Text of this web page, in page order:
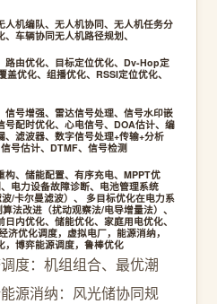
机编队、无人机协同、无人机任务分
车辆协同无人机路径规划、
路由优化、目标定位优化、Dv-Hop定
优化、组播优化、RSSI定位优化、
号增强、雷达信号处理、信号水印嵌
配时优化、心电信号、DOA估计、编
滤波器、数字信号处理+传输+分析
号估计、DTMF、信号检测
、储能配置、有序充电、MPPT优
电力设备故障诊断、电池管理系统
波/卡尔曼滤波）、 多目标优化在电力系
法改进（扰动观察法/电导增量法）、
内优化、储能优化、家庭用电优化、
优化调度，虚拟电厂，能源消纳，
，博弈能源调度，鲁棒优化
度：机组组合、最优潮
源消纳：风光储协同规